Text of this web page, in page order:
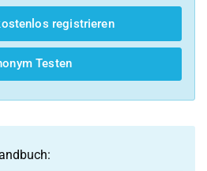
registrieren
Testen